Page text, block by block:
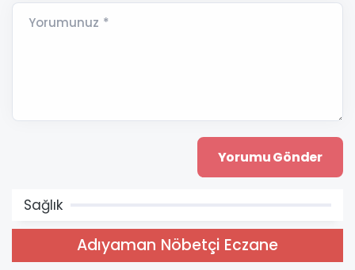
Yorumunuz *
Sağlık
Adıyaman Nöbetçi Eczane